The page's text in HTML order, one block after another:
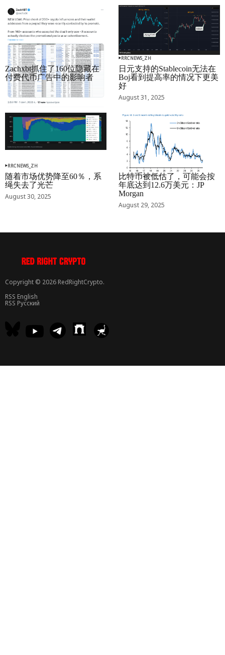
RRCNEWS_ZH
Zachxbt抓住了160位隐藏在
付费代币广告中的影响者
September 01, 2025
RRCNEWS_ZH
日元支持的Stablecoin无法在
Boj看到提高率的情况下更美
好
August 31, 2025
RRCNEWS_ZH
随着市场优势降至60％，系
绳失去了光芒
August 30, 2025
RRCNEWS_ZH
比特币被低估了，可能会按
年底达到12.6万美元：JP
Morgan
August 29, 2025
Copyright © 2026 RedRightCrypto.
RSS English
RSS Русский